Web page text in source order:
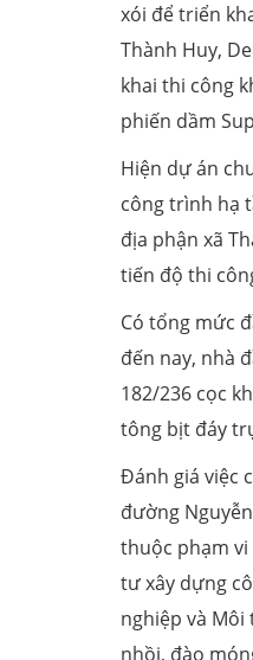
xói để triển
Thành Huy,
khai thi công
phiến dầm
Hiện dự án
công trình hạ
địa phận xã
tiến độ thi
Có tổng mức
đến nay, nhà
182/236 cọc
tông bịt đáy
Đánh giá việc
đường
thuộc phạm vi
tư xây dựng
nghiệp và
nhồi, đào